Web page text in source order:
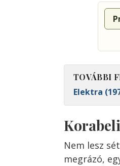
TOVÁBBI
Elektra
Nem lesz
megrázó,